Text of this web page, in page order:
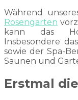
Während
Rosengarten
kann das
Insbesondere
sowie der Spa-
Saunen und
Erstmal